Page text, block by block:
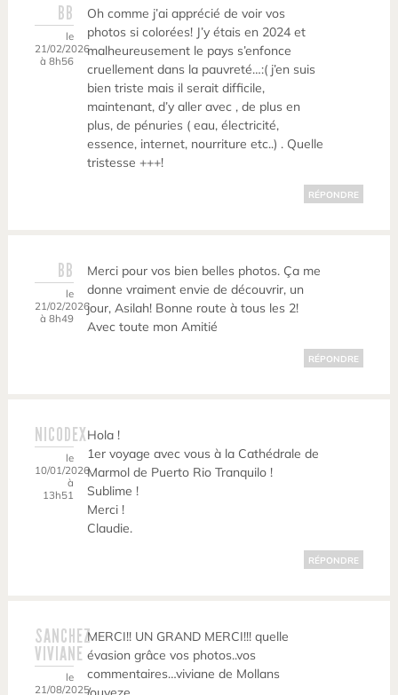
BB
le
21/02/2026
à 8h56
Oh comme j’ai apprécié de voir vos
photos si colorées! J’y étais en 2024 et
malheureusement le pays s’enfonce
cruellement dans la pauvreté…:( j’en suis
bien triste mais il serait difficile,
maintenant, d’y aller avec , de plus en
plus, de pénuries ( eau, électricité,
essence, internet, nourriture etc..) . Quelle
tristesse +++!
RÉPONDRE
BB
le
21/02/2026
à 8h49
Merci pour vos bien belles photos. Ça me
donne vraiment envie de découvrir, un
jour, Asilah! Bonne route à tous les 2!
Avec toute mon Amitié
RÉPONDRE
NICODEX
le
10/01/2026
à
13h51
Hola !
1er voyage avec vous à la Cathédrale de
Marmol de Puerto Rio Tranquilo !
Sublime !
Merci !
Claudie.
RÉPONDRE
SANCHEZ
VIVIANE
le
21/08/2025
MERCI!! UN GRAND MERCI!!! quelle
évasion grâce vos photos..vos
commentaires…viviane de Mollans